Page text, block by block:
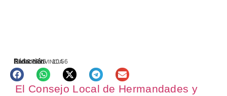
Redacción
CÁDIZ PROVINCIA
05/02/2025 10:56
El Consejo Local de Hermandades y